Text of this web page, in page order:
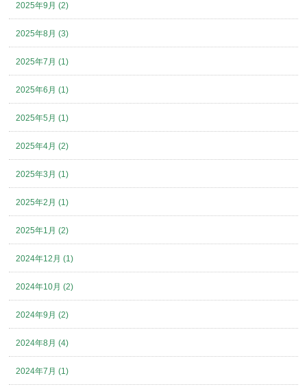
2025年9月 (2)
2025年8月 (3)
2025年7月 (1)
2025年6月 (1)
2025年5月 (1)
2025年4月 (2)
2025年3月 (1)
2025年2月 (1)
2025年1月 (2)
2024年12月 (1)
2024年10月 (2)
2024年9月 (2)
2024年8月 (4)
2024年7月 (1)